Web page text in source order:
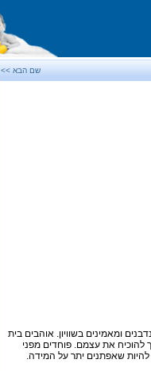
שם הבא >>
ומאמינים בשוויון. אוהבים בית
להוכיח את עצמם. פוחדים מפני
להיות שאפתנים יתר על המידה.